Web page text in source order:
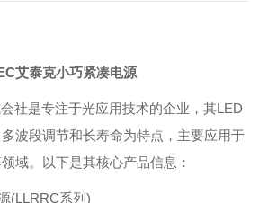
艾泰克小巧紧凑电源
社是专注于光应用技术的企业，其LED
波段调节和长寿命为特点，主要应用于
域。以下是其核心产品信息：
(LLRRC系列)